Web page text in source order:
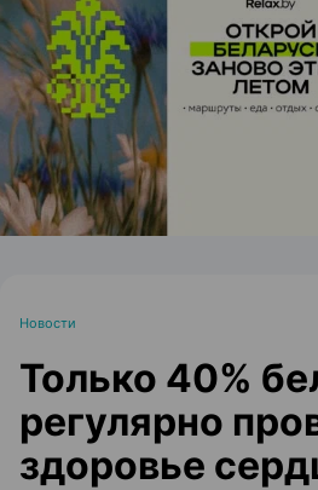
ЭФФЕКТИВНАЯ
Новости
Только 40%
регулярно
здоровье